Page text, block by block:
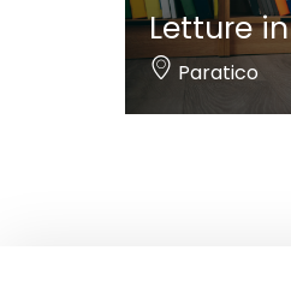
Letture
Paratico